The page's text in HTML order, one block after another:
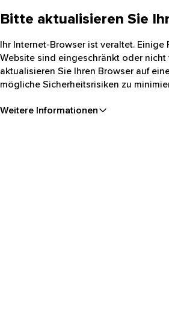
Bitte aktualisieren Sie
Ihr Internet-Browser ist veraltet. Einige
Website sind eingeschränkt oder nicht
aktualisieren Sie Ihren Browser auf
mögliche Sicherheitsrisiken zu
Weitere Informationen